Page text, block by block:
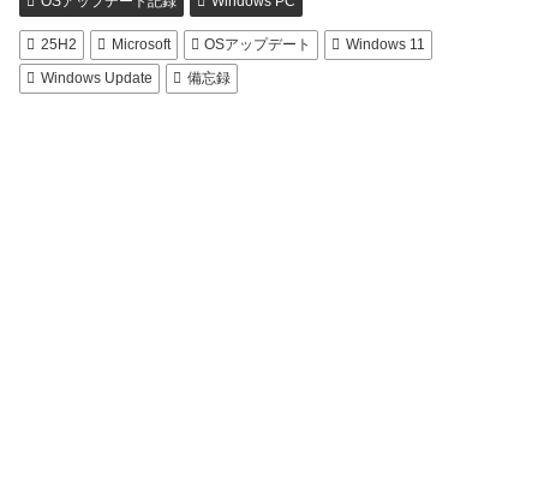
25H2 Microsoft OSアップデート
Windows 11
Windows Update
備忘録